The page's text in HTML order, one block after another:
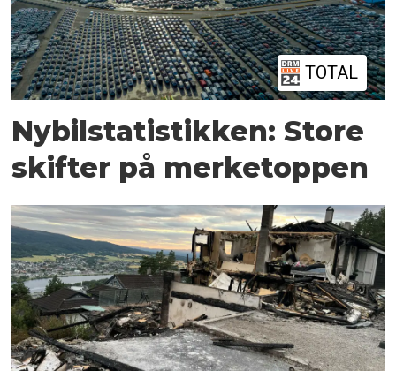
TOTAL
Nybilstatistikken: Store
skifter på merketoppen